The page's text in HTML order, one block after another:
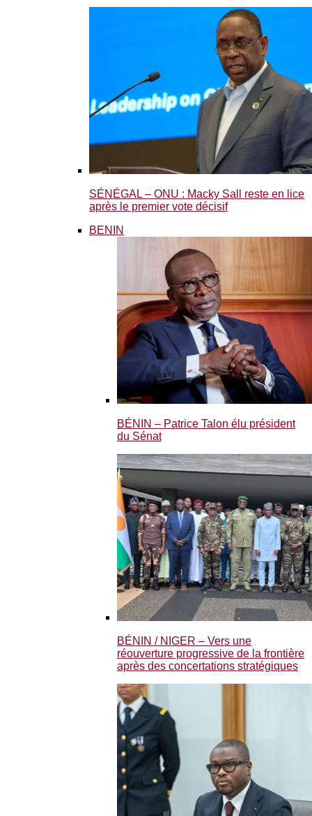
SÉNÉGAL – ONU : Macky Sall reste en lice
après le premier vote décisif
BENIN
BÉNIN – Patrice Talon élu président
du Sénat
BÉNIN / NIGER – Vers une
réouverture progressive de la frontière
après des concertations stratégiques